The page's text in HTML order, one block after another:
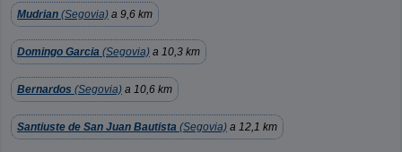
Mudrian (Segovia) a 9,6 km
Domingo Garcia (Segovia) a 10,3 km
Bernardos (Segovia) a 10,6 km
Santiuste de San Juan Bautista (Segovia) a 12,1 km